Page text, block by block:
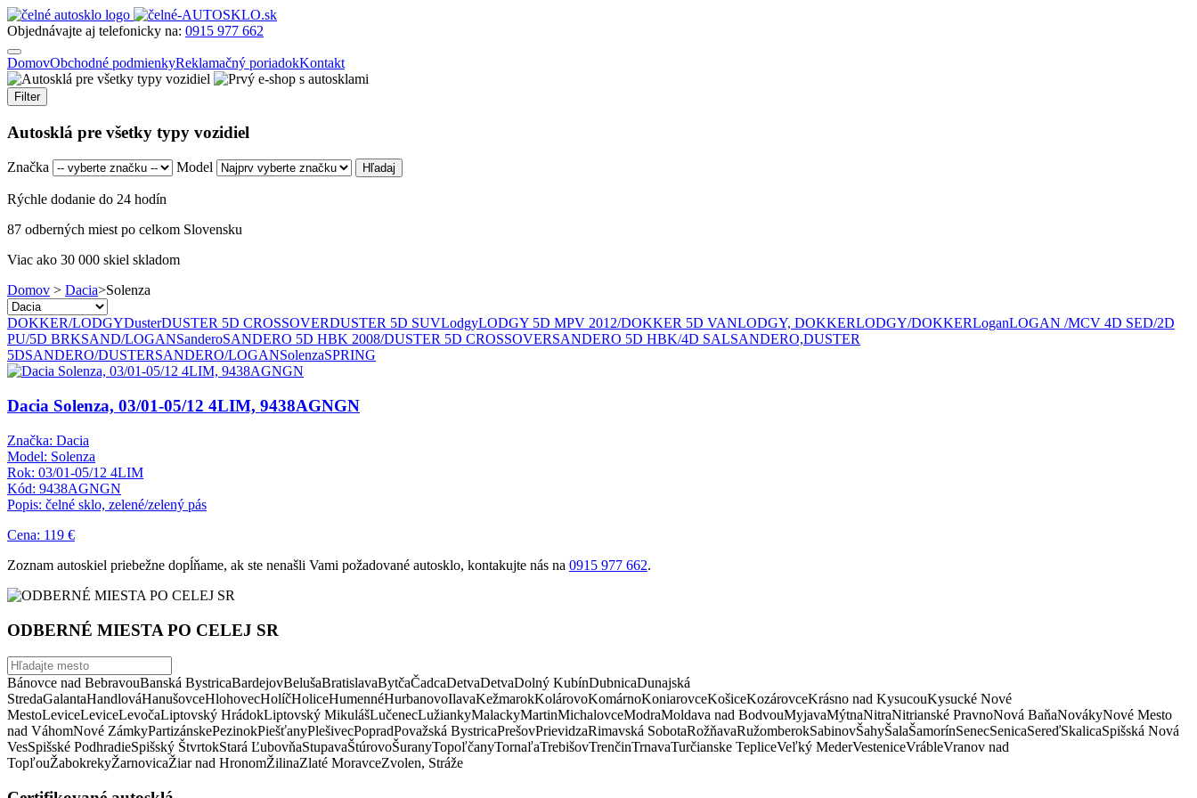
Objednávajte aj telefonicky na: 0915 977 662
DomovObchodné podmienkyReklamačný poriadokKontakt
Filter
Autosklá pre všetky typy vozidiel
Značka Model
Rýchle dodanie do 24 hodín
87 odberných miest po celkom Slovensku
Viac ako 30 000 skiel skladom
Domov > Dacia>Solenza
DOKKER/LODGYDusterDUSTER 5D CROSSOVERDUSTER 5D SUVLodgyLODGY 5D MPV 2012/DOKKER 5D VANLODGY, DOKKERLODGY/DOKKERLoganLOGAN /MCV 4D SED/2D
PU/5D BRKSAND/LOGANSanderoSANDERO 5D HBK 2008/DUSTER 5D CROSSOVERSANDERO 5D HBK/4D SALSANDERO,DUSTER
5DSANDERO/DUSTERSANDERO/LOGANSolenzaSPRING
Dacia Solenza, 03/01-05/12 4LIM, 9438AGNGN
Značka: Dacia
Model: Solenza
Rok: 03/01-05/12 4LIM
Kód: 9438AGNGN
Popis: čelné sklo, zelené/zelený pás
Cena: 119 €
Zoznam autoskiel priebežne dopĺňame, ak ste nenašli Vami požadované autosklo, kontakujte nás na 0915 977 662.
ODBERNÉ MIESTA PO CELEJ SR
Bánovce nad BebravouBanská BystricaBardejovBelušaBratislavaBytčaČadcaDetvaDetvaDolný KubínDubnicaDunajská
StredaGalantaHandlováHanušovceHlohovecHolíčHoliceHumennéHurbanovoIlavaKežmarokKolárovoKomárnoKoniarovceKošiceKozárovceKrásno nad KysucouKysucké Nové
MestoLeviceLeviceLevočaLiptovský HrádokLiptovský MikulášLučenecLužiankyMalackyMartinMichalovceModraMoldava nad BodvouMyjavaMýtnaNitraNitrianské PravnoNová BaňaNovákyNové Mesto
nad VáhomNové ZámkyPartizánskePezinokPiešťanyPlešivecPopradPovažská BystricaPrešovPrievidzaRimavská SobotaRožňavaRužomberokSabinovŠahyŠalaŠamorínSenecSenicaSereďSkalicaSpišská Nová
VesSpišské PodhradieSpišský ŠtvrtokStará ĽubovňaStupavaŠtúrovoŠuranyTopoľčanyTornaľaTrebišovTrenčinTrnavaTurčianske TepliceVeľký MederVesteniceVrábleVranov nad
TopľouŽabokrekyŽarnovicaŽiar nad HronomŽilinaZlaté MoravceZvolen, Stráže